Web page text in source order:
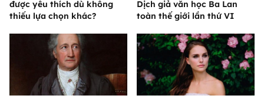
được yêu thích dù không
thiếu lựa chọn khác?
Dịch giả văn học Ba Lan
toàn thế giới lần thứ VI